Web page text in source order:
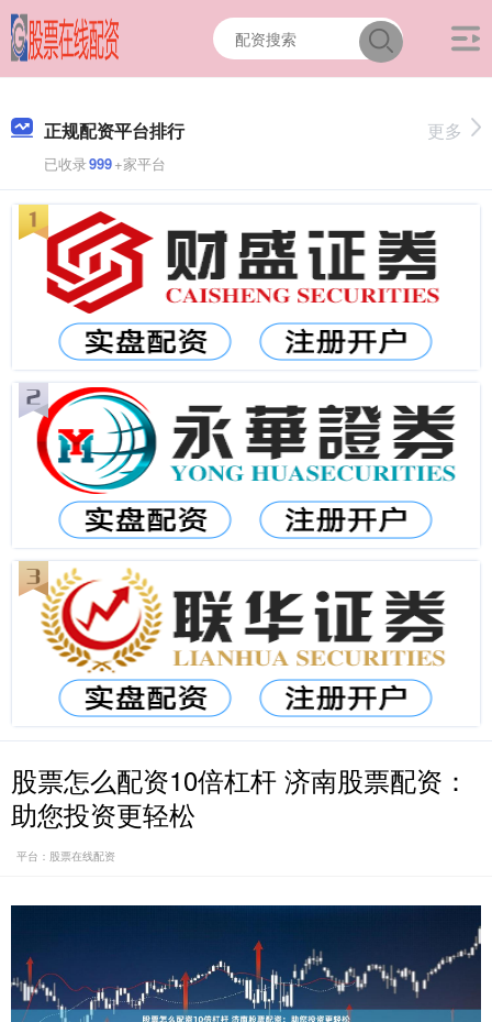
正规配资平台排行
已收录999+家平台
更多
股票怎么配资10倍杠杆 济南股票配资：
助您投资更轻松
平台：股票在线配资